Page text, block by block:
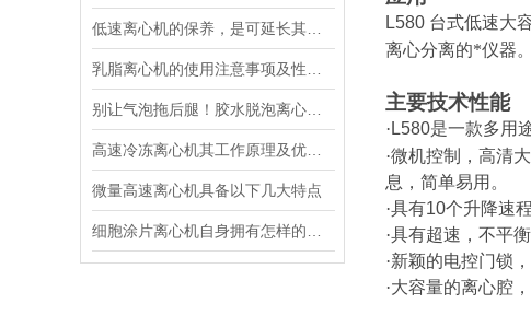
微量高速离心机具备以下几大特点
L580 台式低速大
离心分离的*仪器。
主要技术性能
· L580是一款多用
·微机控制，高清
息，简单易用。
·具有10个升降速
·具有超速，不平
·新颖的电控门锁
·大容量的离心腔